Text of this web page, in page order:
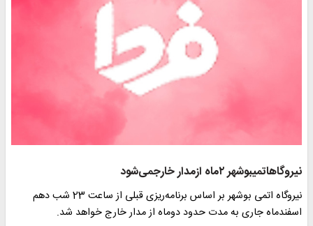
نیروگاه‎اتمی‎بوشهر ۲ماه ازمدار خارج‎می‌شود
نیروگاه اتمی بوشهر بر اساس برنامه‌ریزی قبلی از ساعت 23 شب دهم
اسفندماه جاری به مدت حدود دوماه از مدار خارج خواهد شد.